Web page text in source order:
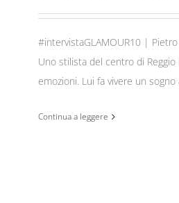
#intervistaGLAMOUR10 |
Uno stilista del centro di Reggio
emozioni. Lui fa vivere un sogno
Continua a leggere